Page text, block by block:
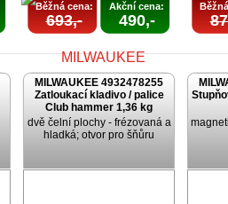
Běžná cena:
693,-
Akční cena:
490,-
MILWAUKEE 4932478255
Zatloukací kladivo / palice
Club hammer 1,36 kg
dvě čelní plochy - frézovaná a
hladká; otvor pro šňůru